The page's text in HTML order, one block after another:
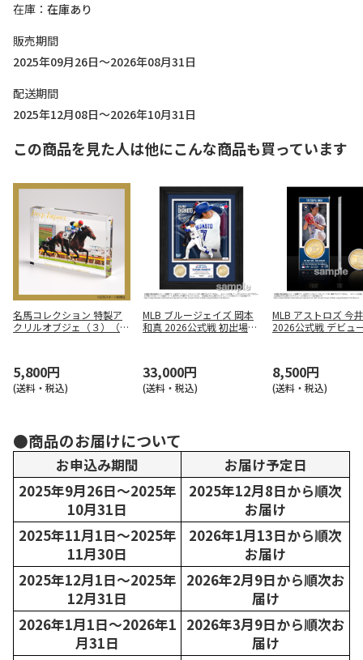
在庫
在庫あり
販売期間
2025年09月26日～2026年08月31日
配送期間
2025年12月08日～2026年10月31日
この商品を見た人は他にこんな商品も買っています
名馬コレクション 特製ア
クリルオブジェ（３）（デ
5,800円
(送料・税込)
MLB ブルージェイズ 岡本
和真 2026公式戦 初出場＆
33,000円
(送料・税込)
MLB アストロズ 今
2026公式戦 デビュ
8,500円
(送料・税込)
●商品のお届けについて
お申込み期間
お届け予定日
2025年9月26日～2025年
10月31日
2025年12月8日から順次
お届け
2025年11月1日～2025年
11月30日
2026年1月13日から順次
お届け
2025年12月1日～2025年
12月31日
2026年2月9日から順次お
届け
2026年1月1日～2026年1
月31日
2026年3月9日から順次お
届け